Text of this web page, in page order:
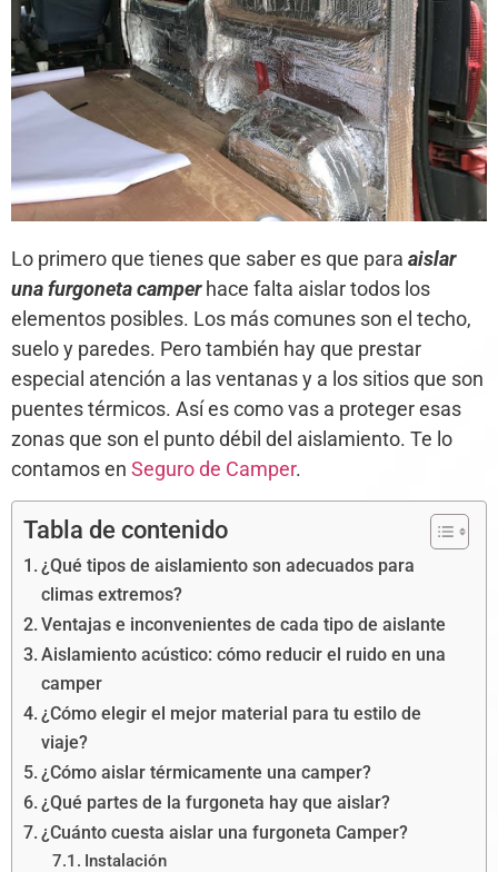
Lo primero que tienes que saber es que para aislar
una furgoneta camperhace falta aislar todos los
elementos posibles. Los más comunes son el techo,
suelo y paredes. Pero también hay que prestar
especial atención a las ventanas y a los sitios que son
puentes térmicos. Así es como vas a proteger esas
zonas que son el punto débil del aislamiento. Te lo
contamos en Seguro de Camper.
Tabla de contenido
¿Qué tipos de aislamiento son adecuados para
climas extremos?
Ventajas e inconvenientes de cada tipo de aislante
Aislamiento acústico: cómo reducir el ruido en una
camper
¿Cómo elegir el mejor material para tu estilo de
viaje?
¿Cómo aislar térmicamente una camper?
¿Qué partes de la furgoneta hay que aislar?
¿Cuánto cuesta aislar una furgoneta Camper?
Instalación